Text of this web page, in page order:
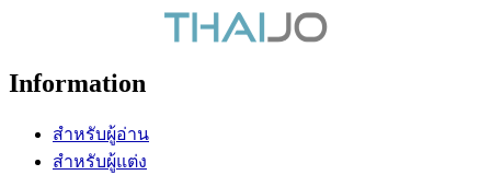
Information
สำหรับผู้อ่าน
สำหรับผู้แต่ง